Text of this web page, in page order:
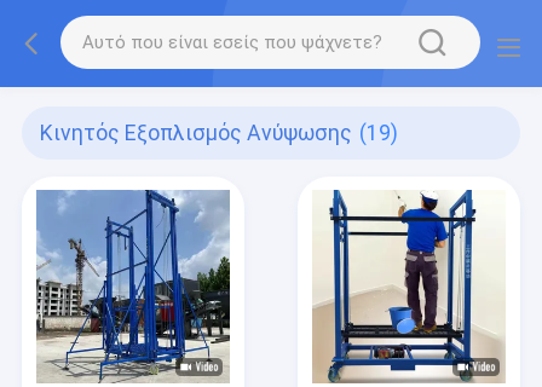
Κινητός Εξοπλισμός Ανύψωσης (19)